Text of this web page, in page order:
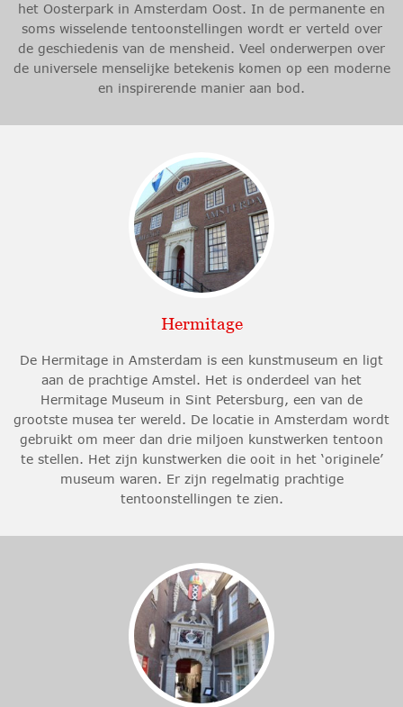
het Oosterpark in Amsterdam Oost. In de permanente en
soms wisselende tentoonstellingen wordt er verteld over
de geschiedenis van de mensheid. Veel onderwerpen over
de universele menselijke betekenis komen op een moderne
en inspirerende manier aan bod.
Hermitage
De Hermitage in Amsterdam is een kunstmuseum en ligt
aan de prachtige Amstel. Het is onderdeel van het
Hermitage Museum in Sint Petersburg, een van de
grootste musea ter wereld. De locatie in Amsterdam wordt
gebruikt om meer dan drie miljoen kunstwerken tentoon
te stellen. Het zijn kunstwerken die ooit in het ‘originele’
museum waren. Er zijn regelmatig prachtige
tentoonstellingen te zien.